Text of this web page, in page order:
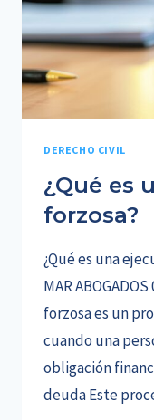
DERECHO CIVIL
¿Qué es
forzosa?
¿Qué es una
MAR
forzosa es un
cuando una
obligación
deuda Este